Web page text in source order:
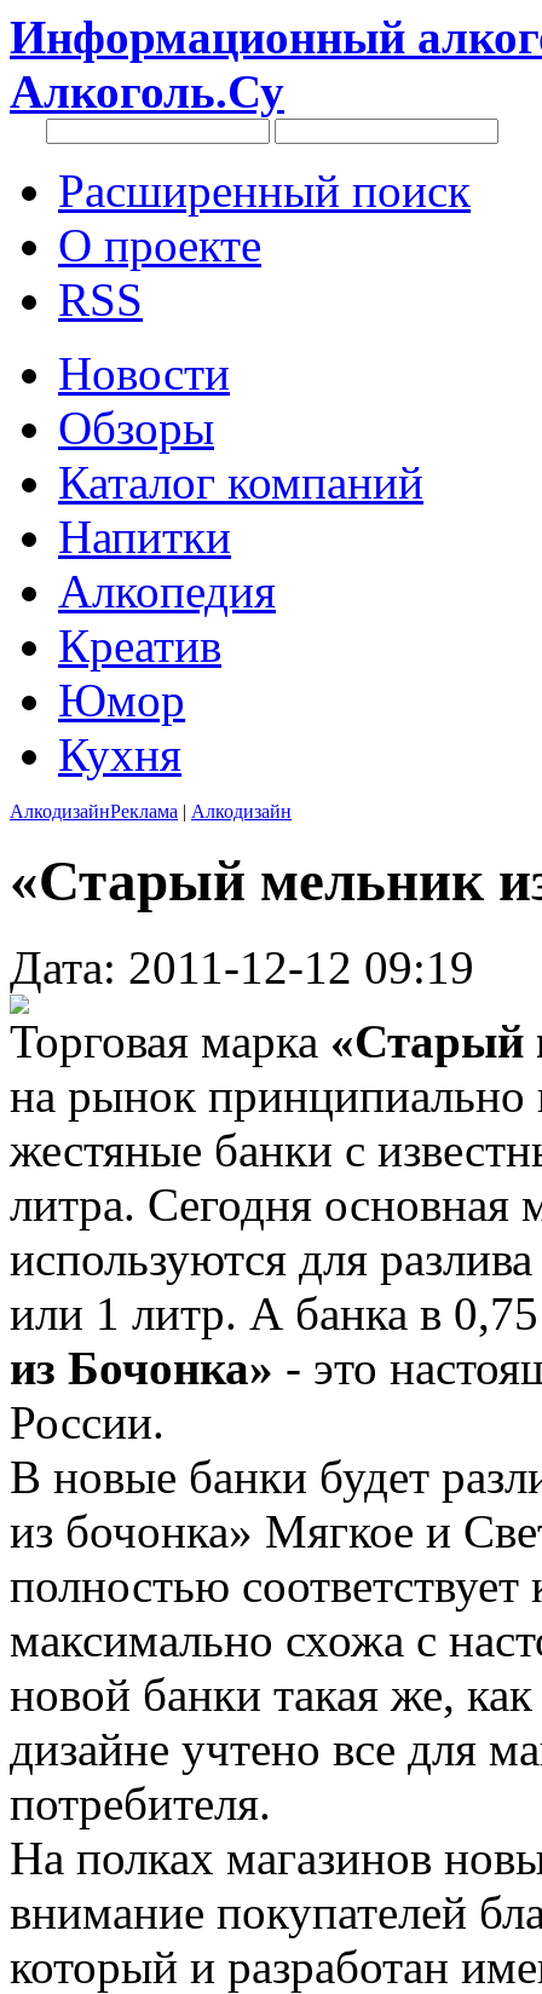
Информационный
Алкоголь.Су
Расширенный поиск
О проекте
RSS
Новости
Обзоры
Каталог компаний
Напитки
Алкопедия
Креатив
Юмор
Кухня
АлкодизайнРеклама | Алкодизайн
«Старый мельник
Дата: 2011-12-12 09:19
Торговая марка «Старый
на рынок принципиально
жестяные банки с
литра. Сегодня основная
используются для
или 1 литр. А банка в
из Бочонка» - это
России.
В новые банки будет
из бочонка» Мягкое и
полностью
максимально схожа с
новой банки такая же,
дизайне учтено все для
потребителя.
На полках магазинов
внимание покупателей
который и разработан